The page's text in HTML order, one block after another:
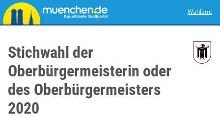
Wahlamt
Stichwahl der
Oberbürgermeisterin oder
des Oberbürgermeisters
2020